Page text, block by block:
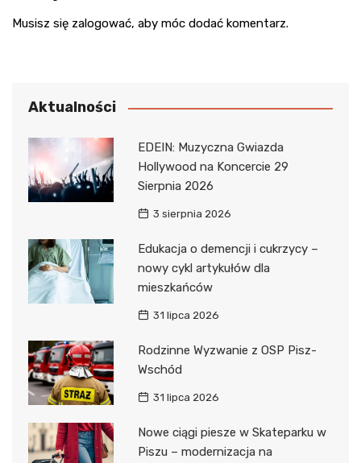
Musisz się zalogować, aby móc dodać komentarz.
Aktualności
EDEIN: Muzyczna Gwiazda
Hollywood na Koncercie 29
Sierpnia 2026
3 sierpnia 2026
Edukacja o demencji i cukrzycy –
nowy cykl artykułów dla
mieszkańców
31 lipca 2026
Rodzinne Wyzwanie z OSP Pisz-
Wschód
31 lipca 2026
Nowe ciągi piesze w Skateparku w
Piszu – modernizacja na